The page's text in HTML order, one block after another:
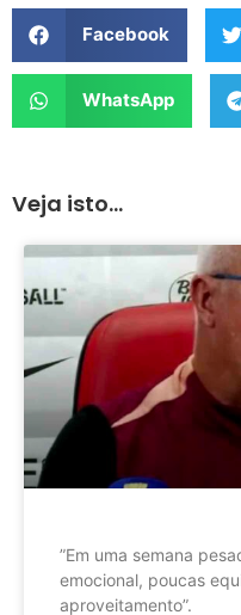
Facebook
WhatsApp
Veja isto...
”Em uma semana
emocional, poucas
aproveitamento”.